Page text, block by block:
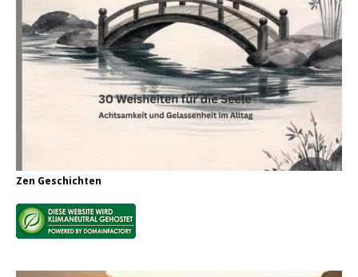
Zen Geschichten